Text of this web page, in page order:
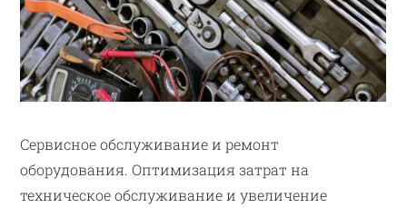
Сервисное обслуживание и ремонт
оборудования. Оптимизация затрат на
техническое обслуживание и увеличение